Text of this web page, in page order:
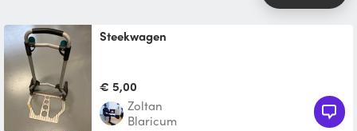
Steekwagen
€ 5,00
Zoltan
Blaricum